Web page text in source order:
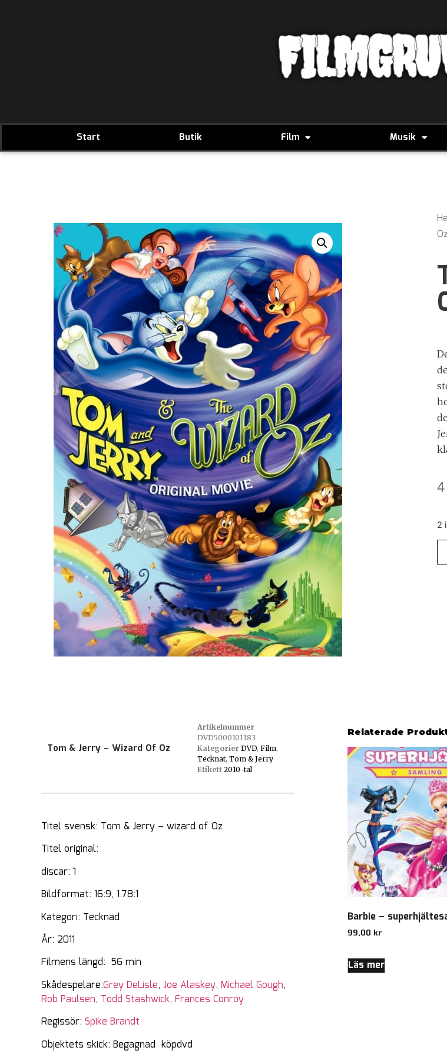
Start Butik Film Musik
Oz
2
Tom & Jerry – Wizard Of Oz
Artikelnummer
DVD5000101183
Kategorier DVD, Film,
Tecknat, Tom & Jerry
Etikett 2010-tal
Titel svensk: Tom & Jerry – wizard of Oz
Titel original:
discar: 1
Bildformat: 16:9, 1.78:1
Kategori: Tecknad
År: 2011
Filmens längd: 56 min
Skådespelare:Grey DeLisle, Joe Alaskey, Michael Gough,
Rob Paulsen, Todd Stashwick, Frances Conroy
Regissör: Spike Brandt
Objektets skick: Begagnad köpdvd
Relaterade
Barbie –
99,00 kr
Läs mer